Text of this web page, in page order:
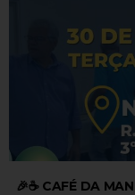
🎉☕ CAFÉ DA